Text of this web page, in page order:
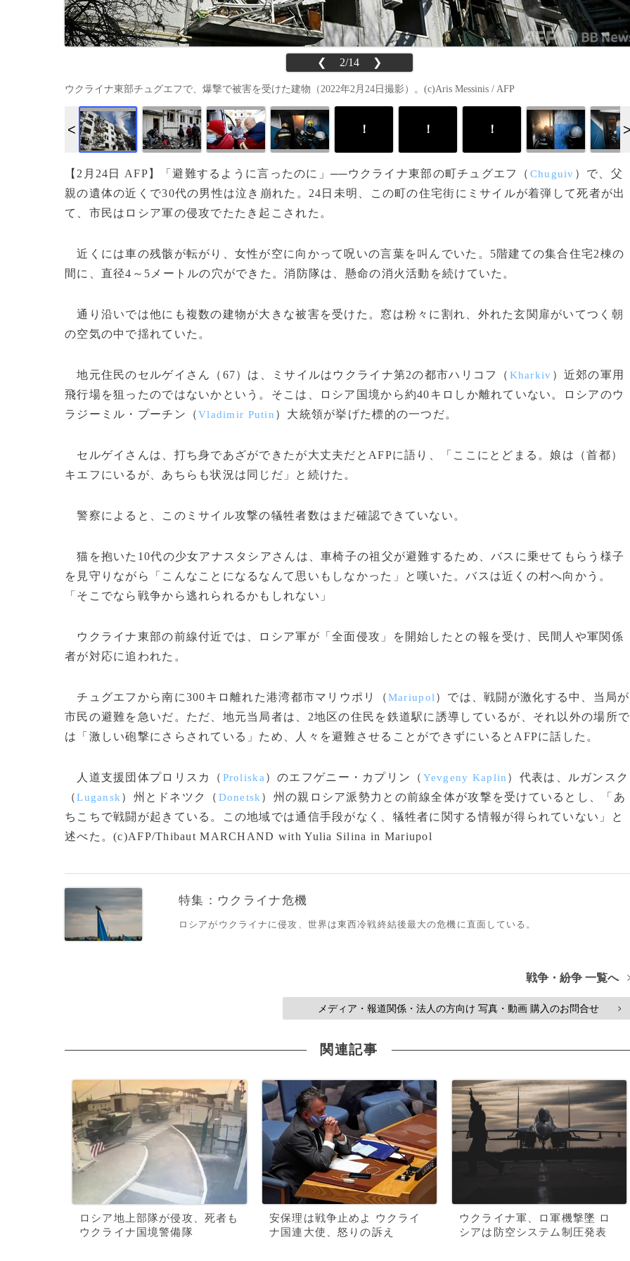
❮ 2/14 ❯
ウクライナ東部チュグエフで、爆撃で被害を受けた建物（2022年2月24日撮影）。(c)Aris Messinis / AFP
！ ！ ！
【2月24日 AFP】「避難するように言ったのに」──ウクライナ東部の町チュグエフ（ Chuguiv ）で、父
親の遺体の近くで30代の男性は泣き崩れた。24日未明、この町の住宅街にミサイルが着弾して死者が出
て、市民はロシア軍の侵攻でたたき起こされた。
近くには車の残骸が転がり、女性が空に向かって呪いの言葉を叫んでいた。5階建ての集合住宅2棟の
間に、直径4～5メートルの穴ができた。消防隊は、懸命の消火活動を続けていた。
通り沿いでは他にも複数の建物が大きな被害を受けた。窓は粉々に割れ、外れた玄関扉がいてつく朝
の空気の中で揺れていた。
地元住民のセルゲイさん（67）は、ミサイルはウクライナ第2の都市ハリコフ（ Kharkiv ）近郊の軍用
飛行場を狙ったのではないかという。そこは、ロシア国境から約40キロしか離れていない。ロシアのウ
ラジーミル・プーチン（Vladimir Putin ）大統領が挙げた標的の一つだ。
セルゲイさんは、打ち身であざができたが大丈夫だとAFPに語り、「ここにとどまる。娘は（首都）
キエフにいるが、あちらも状況は同じだ」と続けた。
警察によると、このミサイル攻撃の犠牲者数はまだ確認できていない。
猫を抱いた10代の少女アナスタシアさんは、車椅子の祖父が避難するため、バスに乗せてもらう様子
を見守りながら「こんなことになるなんて思いもしなかった」と嘆いた。バスは近くの村へ向かう。
「そこでなら戦争から逃れられるかもしれない」
ウクライナ東部の前線付近では、ロシア軍が「全面侵攻」を開始したとの報を受け、民間人や軍関係
者が対応に追われた。
チュグエフから南に300キロ離れた港湾都市マリウポリ（Mariupol ）では、戦闘が激化する中、当局が
市民の避難を急いだ。ただ、地元当局者は、2地区の住民を鉄道駅に誘導しているが、それ以外の場所で
は「激しい砲撃にさらされている」ため、人々を避難させることができずにいるとAFPに話した。
人道支援団体プロリスカ（ Proliska ）のエフゲニー・カプリン（ Yevgeny Kaplin ）代表は、ルガンスク
（Lugansk ）州とドネツク（ Donetsk ）州の親ロシア派勢力との前線全体が攻撃を受けているとし、「あ
ちこちで戦闘が起きている。この地域では通信手段がなく、犠牲者に関する情報が得られていない」と
述べた。(c)AFP/Thibaut MARCHAND with Yulia Silina in Mariupol
特集：ウクライナ危機
ロシアがウクライナに侵攻、世界は東西冷戦終結後最大の危機に直面している。
戦争・紛争 一覧へ
メディア・報道関係・法人の方向け 写真・動画 購入のお問合せ >
関連記事
ロシア地上部隊が侵攻、死者も
ウクライナ国境警備隊
安保理は戦争止めよ ウクライ
ナ国連大使、怒りの訴え
ウクライナ軍、ロ軍機撃墜 ロ
シアは防空システム制圧発表